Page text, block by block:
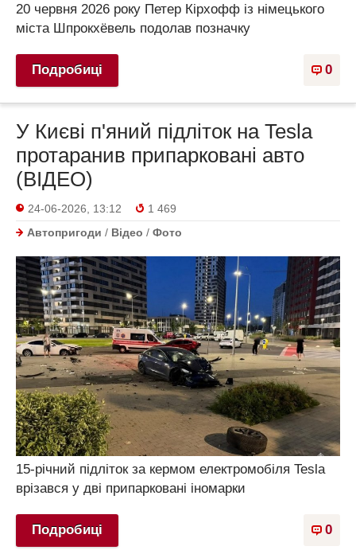
20 червня 2026 року Петер Кірхофф із німецького
міста Шпрокхёвель подолав позначку
0
Подробиці
У Києві п'яний підліток на Tesla
протаранив припарковані авто
(ВІДЕО)
24-06-2026, 13:12
1 469
Автопригоди / Відео / Фото
15-річний підліток за кермом електромобіля Tesla
врізався у дві припарковані іномарки
0
Подробиці